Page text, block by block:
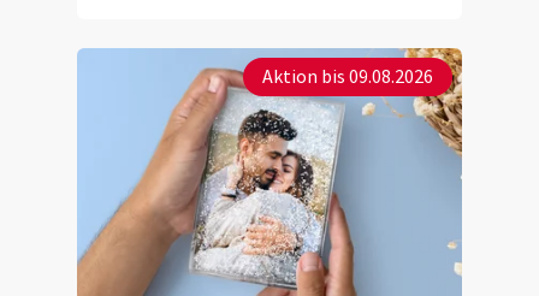
Aktion bis 09.08.2026